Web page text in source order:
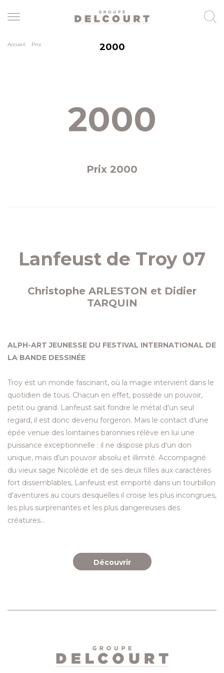
to
content
Accueil Prix 2000
2000
Prix 2000
Lanfeust de Troy 07
Christophe ARLESTON et Didier
TARQUIN
ALPH-ART JEUNESSE DU FESTIVAL INTERNATIONAL DE
LA BANDE DESSINÉE
Troy est un monde fascinant, où la magie intervient dans le
quotidien de tous. Chacun en effet, possède un pouvoir,
petit ou grand. Lanfeust sait fondre le métal d'un seul
regard, il est donc devenu forgeron. Mais le contact d'une
épée venue des lointaines baronnies rélève en lui une
puissance exceptionnelle : il ne dispose plus d'un don
unique, mais d'un pouvoir absolu et illimité. Accompagné
du vieux sage Nicolède et de ses deux filles aux caractères
fort dissemblables, Lanfeust est emporté dans un tourbillon
d'aventures au cours desquelles il croise les plus incongrues,
les plus surprenantes et les plus dangereuses des
créatures...
Découvrir